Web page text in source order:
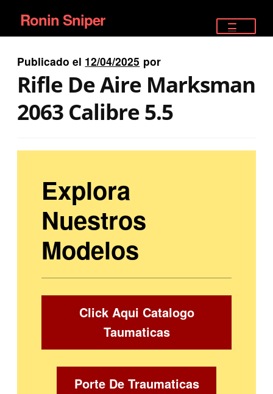
Ir
a
la
navegación
Ir
al
contenido
Ronin Sniper
EQUIPAMIENTO ÉLITE
Publicado el 12/04/2025 por
Rifle De Aire Marksman
2063 Calibre 5.5
Explora
Nuestros
Modelos
Click Aqui Catalogo
Taumaticas
Porte De Traumaticas